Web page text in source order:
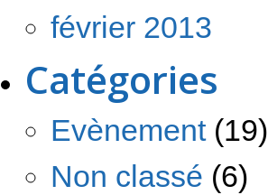
février 2013
Catégories
Evènement(19)
Non classé (6)